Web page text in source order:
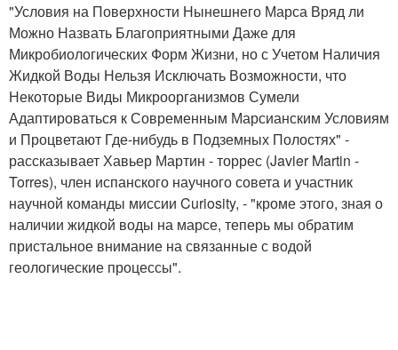
"Условия на Поверхности Нынешнего Марса Вряд ли
Можно Назвать Благоприятными Даже для
Микробиологических Форм Жизни, но с Учетом Наличия
Жидкой Воды Нельзя Исключать Возможности, что
Некоторые Виды Микроорганизмов Сумели
Адаптироваться к Современным Марсианским Условиям
и Процветают Где-нибудь в Подземных Полостях" -
рассказывает Хавьер Мартин - торрес (Javier Martin -
Torres), член испанского научного совета и участник
научной команды миссии Curiosity, - "кроме этого, зная о
наличии жидкой воды на марсе, теперь мы обратим
пристальное внимание на связанные с водой
геологические процессы".